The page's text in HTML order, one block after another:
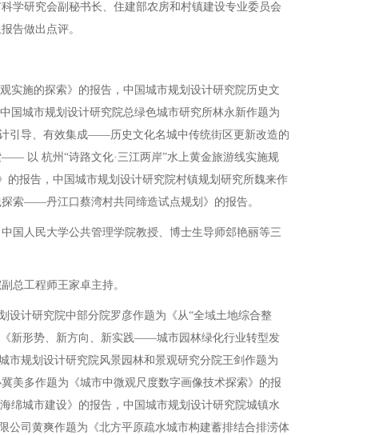
研究会副秘书长、住建部农房和村镇建设专业委员会
告做出点评。
施的探索》的报告，中国城市规划设计研究院历史文
国城市规划设计研究院总绿色城市研究所林永新作题为
引导、有效集成——历史文化名城中传统街区更新改造的
以 杭州“诗路文化·三江两岸”水上黄金旅游线实施规
报告，中国城市规划设计研究院村镇规划研究所魏来作
索——丹江口蔡湾村共同缔造试点规划》的报告。
人民大学公共管理学院教授、博士生导师郐艳丽等三
总工程师王家卓主持。
计研究院中部分院罗彦作题为《从“全域土地综合整
新形势、新方向、新实践——城市园林绿化行业转型发
市规划设计研究院风景园林和景观研究分院王剑作题为
美多作题为《城市中微观尺度数字画像技术探索》的报
绵城市建设》的报告，中国城市规划设计研究院城镇水
公司黄爽作题为《北方平原疏水城市构建蓄排结合排涝体